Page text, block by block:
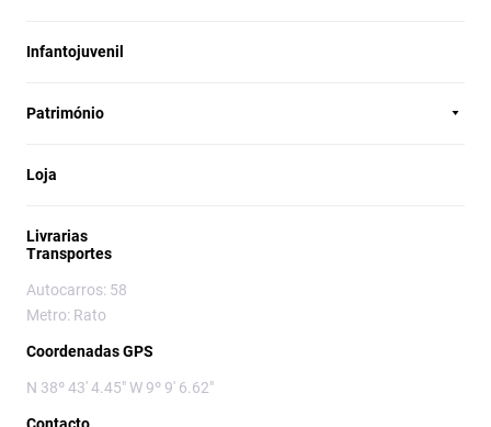
Infantojuvenil
Património
Loja
Livrarias
Transportes
Autocarros: 58
Metro: Rato
Coordenadas GPS
N 38º 43' 4.45" W 9º 9' 6.62"
Contacto